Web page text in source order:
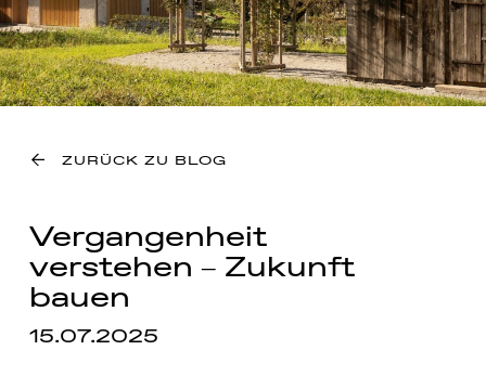
ZURÜCK ZU BLOG
Vergangenheit
verstehen – Zukunft
bauen
15.07.2025